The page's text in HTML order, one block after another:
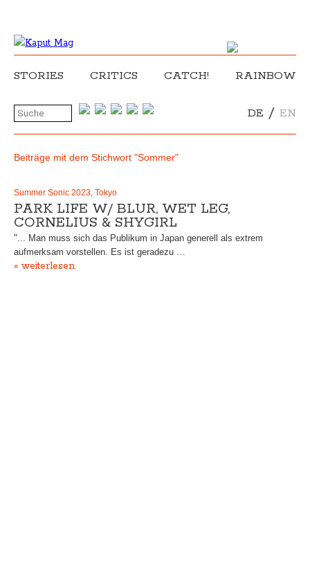
STORIES CRITICS CATCH! RAINBOW
DE / EN
Beiträge mit dem Stichwort "Sommer"
Summer Sonic 2023, Tokyo
PARK LIFE W/ BLUR, WET LEG,
CORNELIUS & SHYGIRL
"... Man muss sich das Publikum in Japan generell als extrem
aufmerksam vorstellen. Es ist geradezu …
» weiterlesen